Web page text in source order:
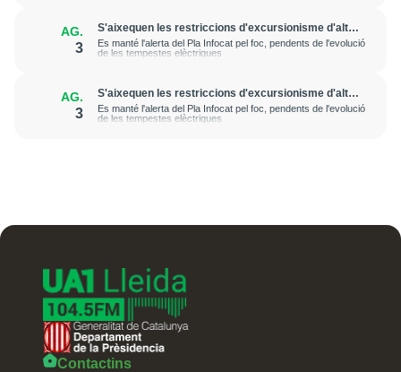
AG.
3
S'aixequen les restriccions d'excursionisme d'alta
muntanya per la millora de les condicions de
l'incendi de Senet
Es manté l'alerta del Pla Infocat pel foc, pendents de l'evolució
de les tempestes elèctriques
AG.
3
S'aixequen les restriccions d'excursionisme d'alta
muntanya per la millora de les condicions de
l'incendi de Senet
Es manté l'alerta del Pla Infocat pel foc, pendents de l'evolució
de les tempestes elèctriques
Contactins